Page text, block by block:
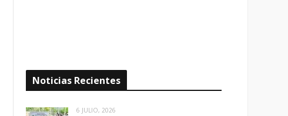
Noticias Recientes
6 JULIO, 2026